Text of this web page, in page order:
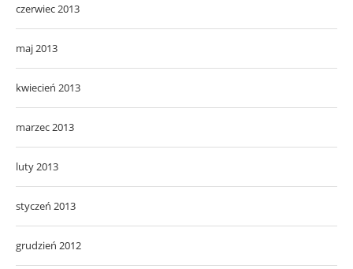
czerwiec 2013
maj 2013
kwiecień 2013
marzec 2013
luty 2013
styczeń 2013
grudzień 2012